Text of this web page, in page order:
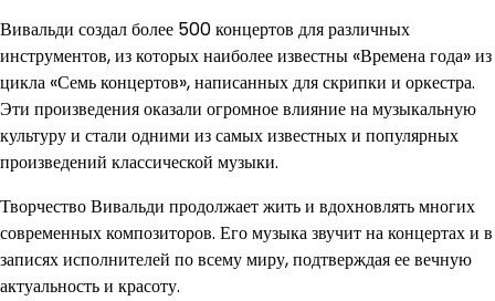
Вивальди создал более 500 концертов для различных
инструментов, из которых наиболее известны «Времена года» из
цикла «Семь концертов», написанных для скрипки и оркестра.
Эти произведения оказали огромное влияние на музыкальную
культуру и стали одними из самых известных и популярных
произведений классической музыки.
Творчество Вивальди продолжает жить и вдохновлять многих
современных композиторов. Его музыка звучит на концертах и в
записях исполнителей по всему миру, подтверждая ее вечную
актуальность и красоту.